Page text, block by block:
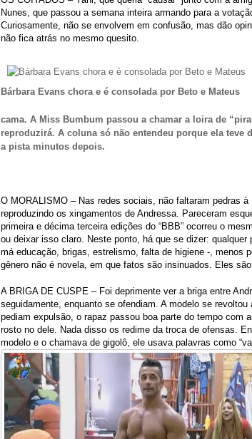
Nunes, que passou a semana inteira armando para a
Curiosamente, não se envolvem em confusão, mas dão
não fica atrás no mesmo quesito.
Bárbara Evans chora e é consolada por Beto e Mateus
cama. A Miss Bumbum passou a chamar a loira de
reproduzirá. A coluna só não entendeu porque ela teve
a pista minutos depois.
O MORALISMO – Nas redes sociais, não faltaram pedras
reproduzindo os xingamentos de Andressa. Pareceram
primeira e décima terceira edições do “BBB” ocorreu o
ou deixar isso claro. Neste ponto, há que se dizer:
má educação, brigas, estrelismo, falta de higiene -, menos
gênero não é novela, em que fatos são insinuados. Eles
A BRIGA DE CUSPE – Foi deprimente ver a briga entre
seguidamente, enquanto se ofendiam. A modelo se
pediam expulsão, o rapaz passou boa parte do tempo com
rosto no dele. Nada disso os redime da troca de ofensas.
modelo e o chamava de gigolô, ele usava palavras como